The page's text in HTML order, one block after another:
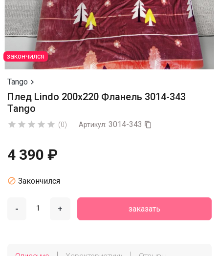
закончился
Tango 
Плед Lindo 200х220 Фланель 3014-343
Tango
     (0) Артикул: 3014-343 
4 390 ₽
 Закончился
- + заказать